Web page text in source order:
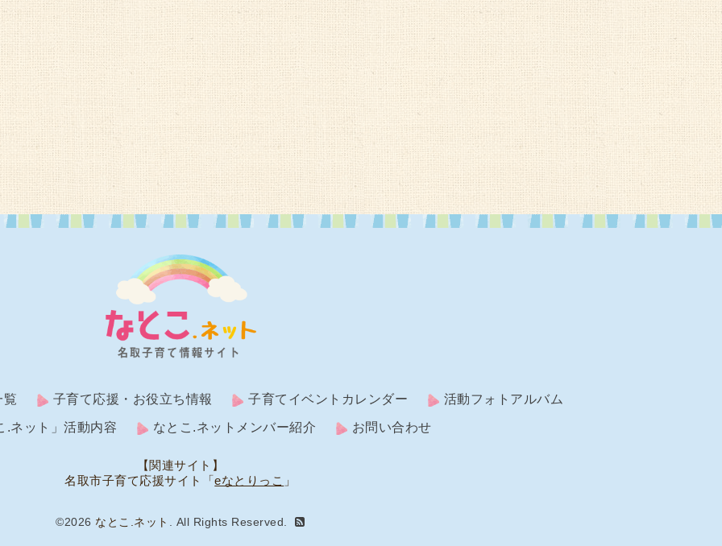
覧 子育て応援・お役立ち情報 子育てイベントカレンダー 活動フォトアルバム
.ネット」活動内容 なとこ.ネットメンバー紹介 お問い合わせ
【関連サイト】
名取市子育て応援サイト「eなとりっこ 」
©2026 なとこ.ネット . All Rights Reserved.